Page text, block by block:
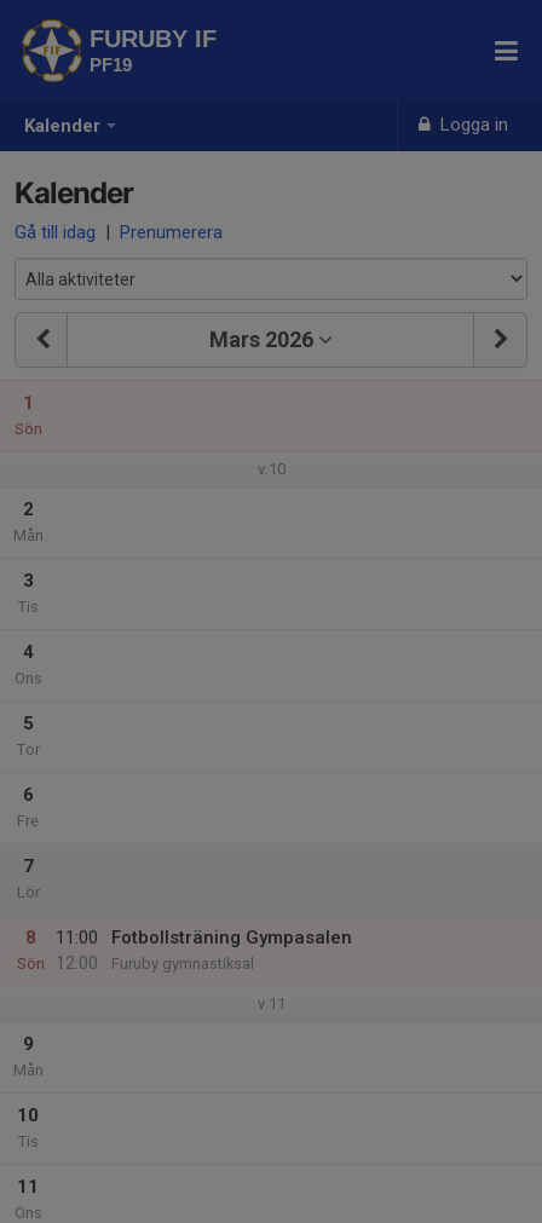
Kalender Logga in
FURUBY IF
PF19
Kalender
Gå till idag | Prenumerera
Mars 2026
1
Sön
v.10
2
Mån
3
Tis
4
Ons
5
Tor
6
Fre
7
Lör
8
Sön
11:00
12:00
Fotbollsträning Gympasalen
Furuby gymnastiksal
v.11
9
Mån
10
Tis
11
Ons